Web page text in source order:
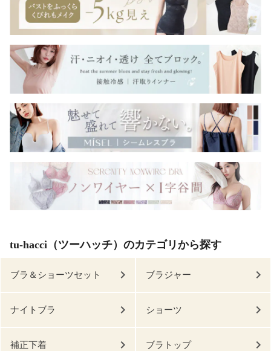
tu-hacci（ツーハッチ）のカテゴリから探す
ブラ＆ショーツセット ブラジャー
ナイトブラ ショーツ
補正下着 ブラトップ